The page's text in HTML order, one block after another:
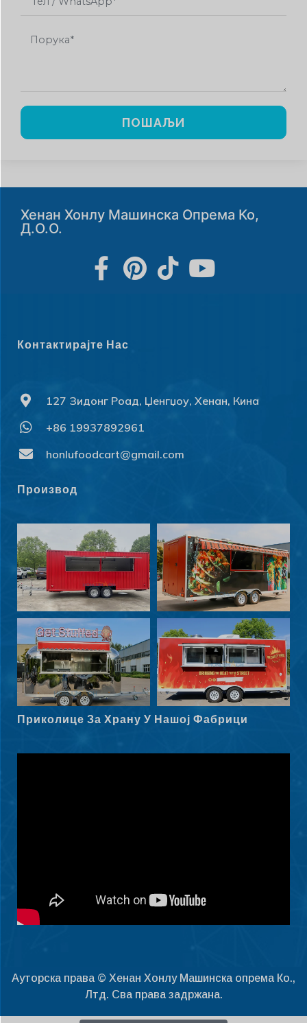
ПОШАЉИ
Хенан Хонлу Машинска Опрема Ко,
Д.о.о.
Контактирајте Нас
127 Зидонг Роад, Џенгџоу, Хенан, Кина
+86 19937892961
honlufoodcart@gmail.com
Производ
Приколице За Храну У Нашој Фабрици
Ауторска права © Хенан Хонлу Машинска опрема Ко.,
Лтд. Сва права задржана.
Polski
العربية
Norsk nynorsk
Eesti
Български
Nederlands (België)
हिन्दी
Norsk bokmål
Slovenčina
Svenska